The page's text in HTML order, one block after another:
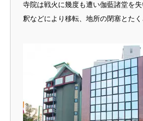
寺院は戦火に幾度も遭い伽藍諸堂を
釈などにより移転、地所の閉塞とた